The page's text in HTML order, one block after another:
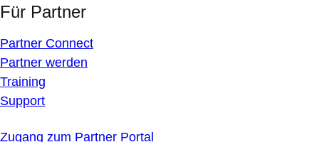
Für Partner
Partner Connect
Partner werden
Training
Support
Zugang zum Partner Portal